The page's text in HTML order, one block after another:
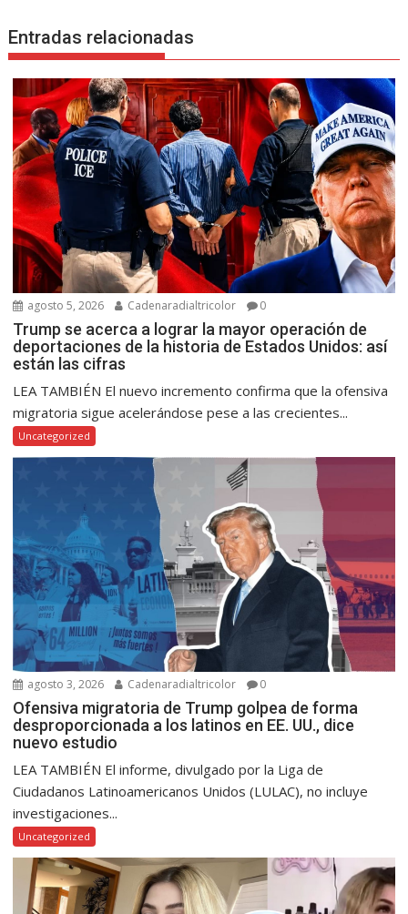
Entradas relacionadas
agosto 5, 2026 Cadenaradialtricolor 0
Trump se acerca a lograr la mayor operación de
deportaciones de la historia de Estados Unidos: así
están las cifras
LEA TAMBIÉN El nuevo incremento confirma que la ofensiva
migratoria sigue acelerándose pese a las crecientes...
Uncategorized
agosto 3, 2026 Cadenaradialtricolor 0
Ofensiva migratoria de Trump golpea de forma
desproporcionada a los latinos en EE. UU., dice
nuevo estudio
LEA TAMBIÉN El informe, divulgado por la Liga de
Ciudadanos Latinoamericanos Unidos (LULAC), no incluye
investigaciones...
Uncategorized